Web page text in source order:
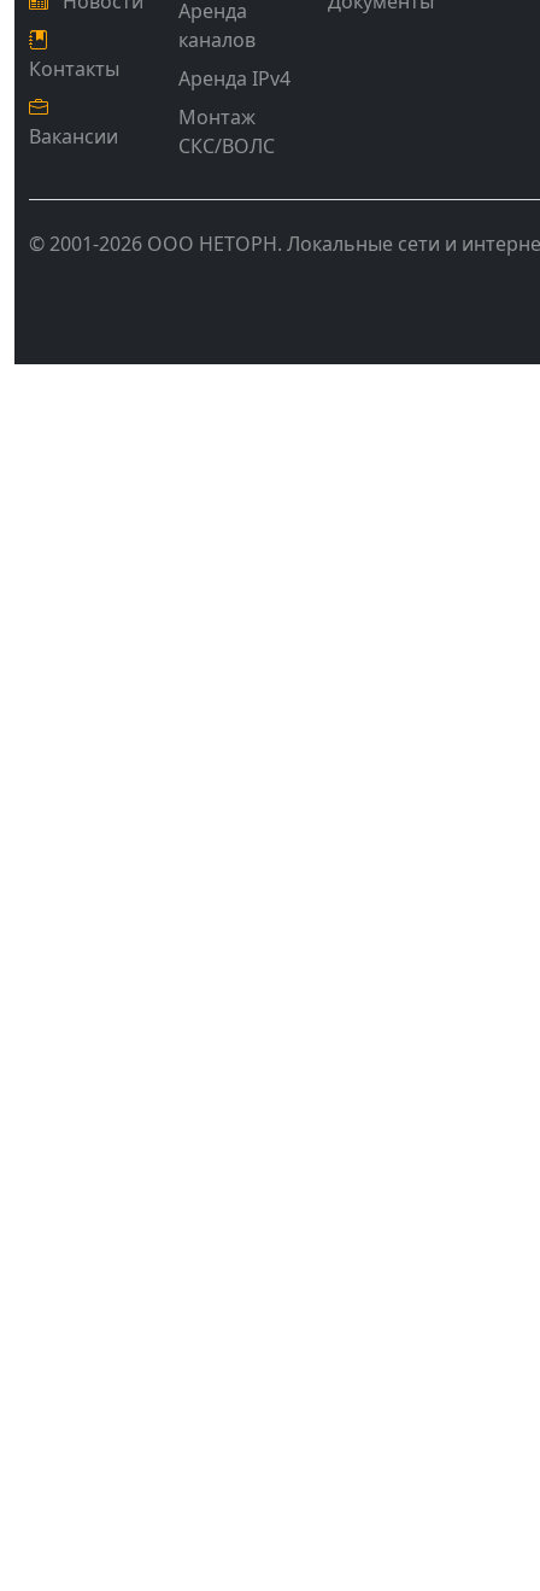
Контакты
Вакансии
Аренда
каналов
Аренда IPv4
Монтаж
СКС/ВОЛС
© 2001-2026 ООО НЕТОРН. Локальные сети и